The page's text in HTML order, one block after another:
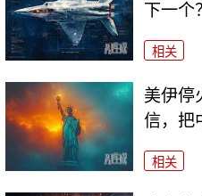
下一个
相关
美伊停
信，把
相关